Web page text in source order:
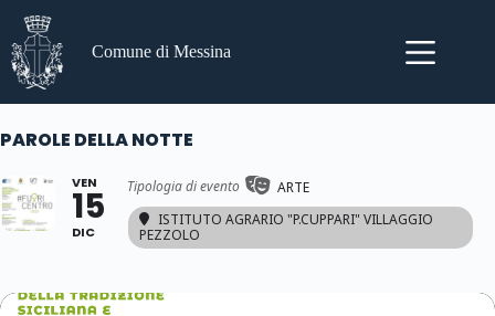
contenuto
Comune di Messina
PAROLE DELLA NOTTE
VEN
15
DIC
Tipologia di evento
ARTE
ISTITUTO AGRARIO "P.CUPPARI" VILLAGGIO
PEZZOLO